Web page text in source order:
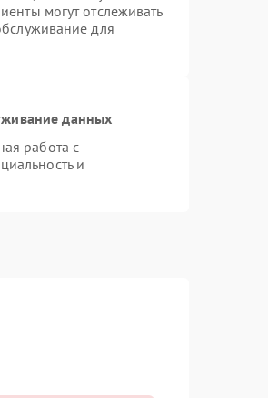
могут отслеживать
для
данных
работа с
и